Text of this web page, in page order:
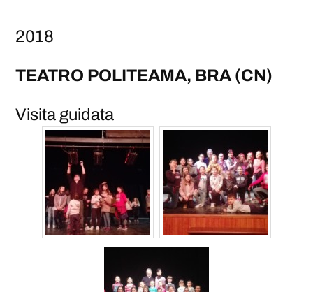
2018
TEATRO POLITEAMA, BRA (CN)
Visita guidata